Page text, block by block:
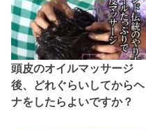
頭皮のオイルマッサージ
後、どれぐらいしてからヘ
ナをしたらよいですか？